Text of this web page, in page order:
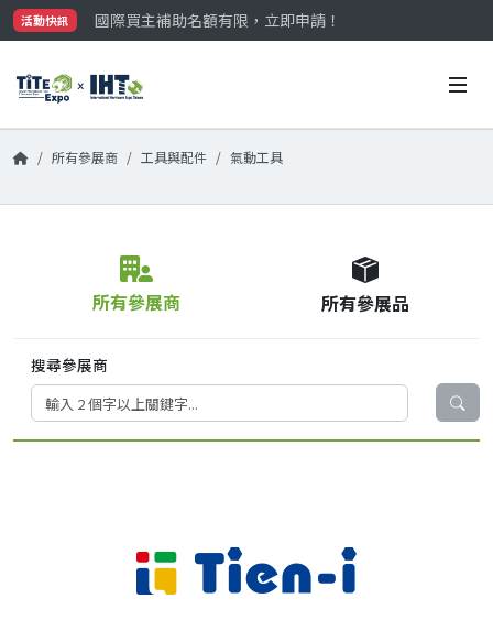
活動快訊
國際買主補助名額有限，立即申請！
參觀門票開放申請中‼️
國際買主補助名額有限，立即申請！
所有參展商 工具與配件 氣動工具
所有參展商 所有參展品
搜尋參展商